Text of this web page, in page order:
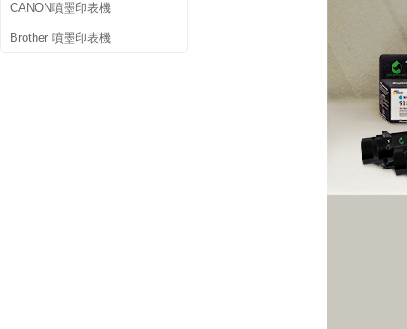
墨CANON噴墨印表機
Brother 噴墨印表機